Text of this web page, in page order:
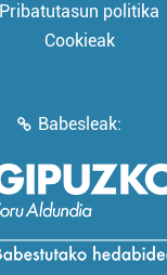
Pribatutasun politika
Cookieak
Babesleak: